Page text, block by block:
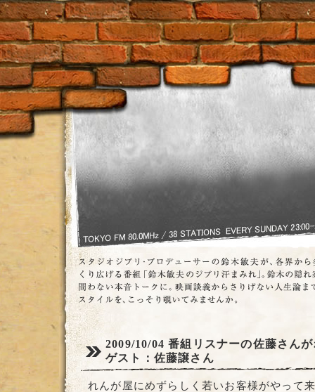
2009/10/04番組リスナーの佐藤さん
ゲスト：佐藤譲さん
れんが屋にめずらしく若いお客様がやって